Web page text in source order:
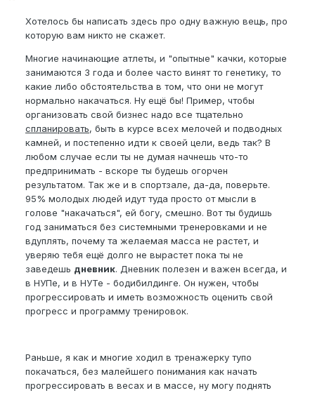
Хотелось бы написать здесь про одну важную вещь, про
которую вам никто не скажет.
Многие начинающие атлеты, и "опытные" качки, которые
занимаются 3 года и более часто винят то генетику, то
какие либо обстоятельства в том, что они не могут
нормально накачаться. Ну ещё бы! Пример, чтобы
организовать свой бизнес надо все тщательно
спланировать, быть в курсе всех мелочей и подводных
камней, и постепенно идти к своей цели, ведь так? В
любом случае если ты не думая начнешь что-то
предпринимать - вскоре ты будешь огорчен
результатом. Так же и в спортзале, да-да, поверьте.
95% молодых людей идут туда просто от мысли в
голове "накачаться", ей богу, смешно. Вот ты будишь
год заниматься без системными тренеровками и не
вдуплять, почему та желаемая масса не растет, и
уверяю тебя ещё долго не вырастет пока ты не
заведешь дневник. Дневник полезен и важен всегда, и
в НУПе, и в НУТе - бодибилдинге. Он нужен, чтобы
прогрессировать и иметь возможность оценить свой
прогресс и программу тренировок.
Раньше, я как и многие ходил в тренажерку тупо
покачаться, без малейшего понимания как начать
прогрессировать в весах и в массе, ну могу поднять